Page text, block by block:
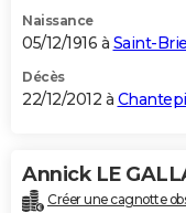
Naissance
05/12/1916 à Saint-
Décès
22/12/2012 à
Annick LE
Créer une cagnotte